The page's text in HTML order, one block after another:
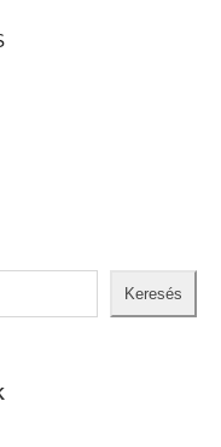
Keresés